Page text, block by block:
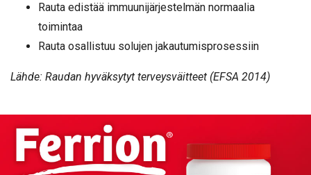
Rauta edistää immuunijärjes­telmän normaalia
toimintaa
Rauta osallistuu solujen ja­kautumisprosessiin
Lähde: Raudan hyväksytyt terveysväitteet (EFSA 2014)